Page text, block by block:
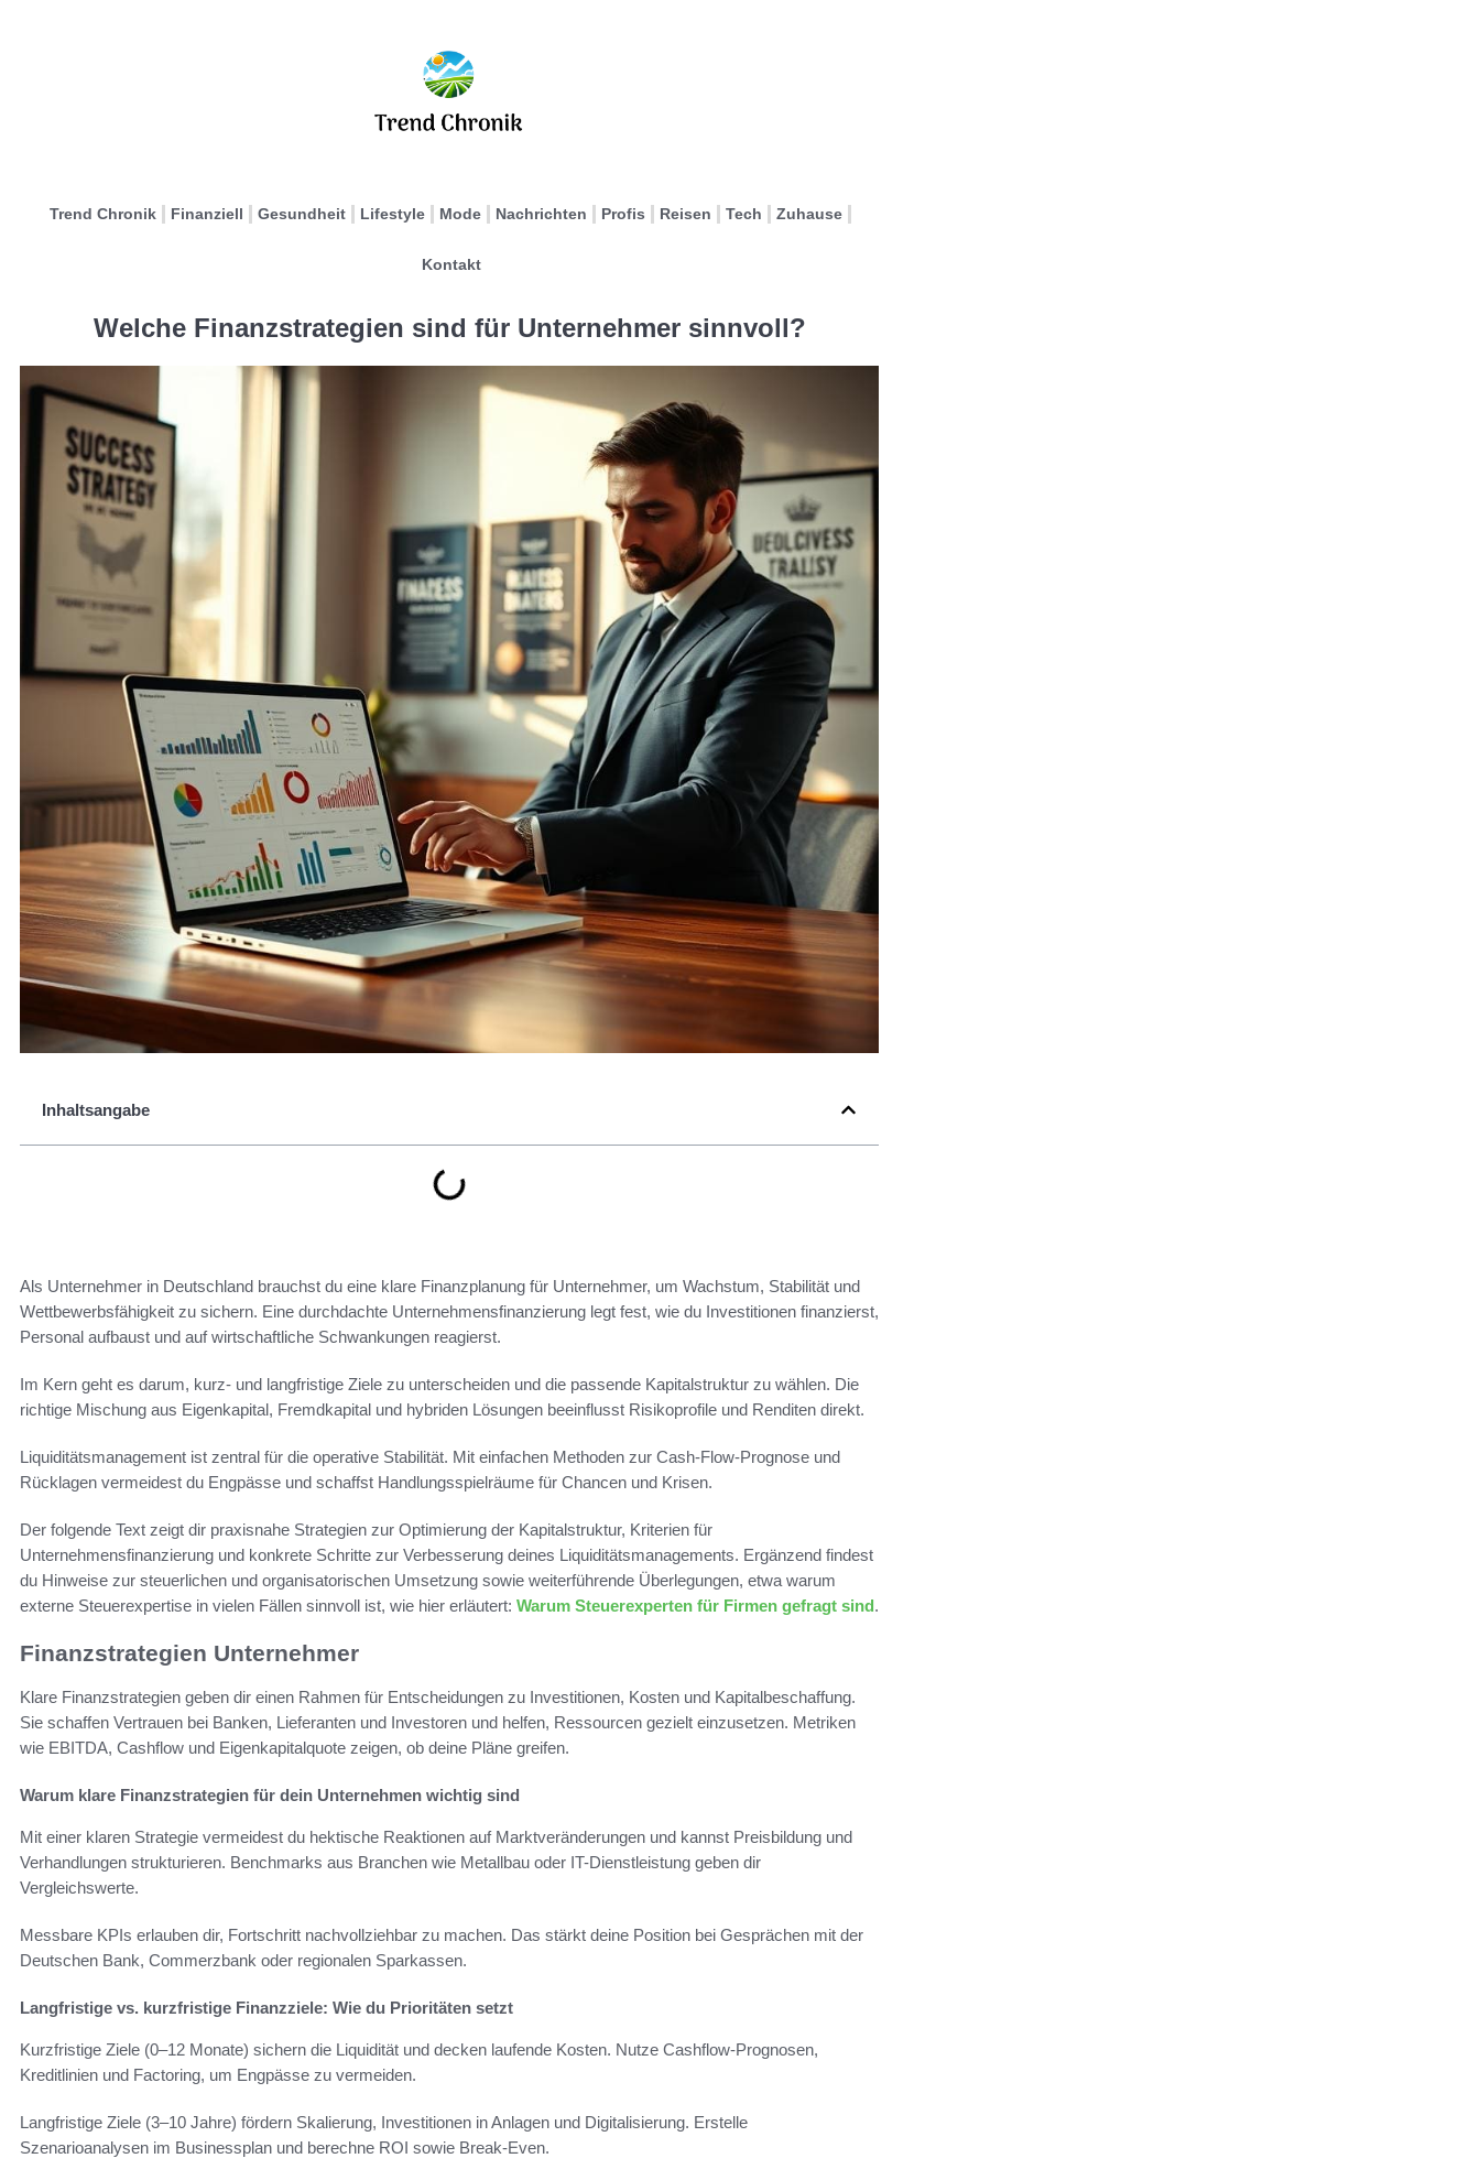
Trend Chronik Finanziell Gesundheit Lifestyle Mode Nachrichten Profis Reisen Tech Zuhause
Kontakt
Welche Finanzstrategien sind für Unternehmer sinnvoll?
Inhaltsangabe
Als Unternehmer in Deutschland brauchst du eine klare Finanzplanung für Unternehmer, um Wachstum, Stabilität und
Wettbewerbsfähigkeit zu sichern. Eine durchdachte Unternehmensfinanzierung legt fest, wie du Investitionen finanzierst,
Personal aufbaust und auf wirtschaftliche Schwankungen reagierst.
Im Kern geht es darum, kurz- und langfristige Ziele zu unterscheiden und die passende Kapitalstruktur zu wählen. Die
richtige Mischung aus Eigenkapital, Fremdkapital und hybriden Lösungen beeinflusst Risikoprofile und Renditen direkt.
Liquiditätsmanagement ist zentral für die operative Stabilität. Mit einfachen Methoden zur Cash-Flow-Prognose und
Rücklagen vermeidest du Engpässe und schaffst Handlungsspielräume für Chancen und Krisen.
Der folgende Text zeigt dir praxisnahe Strategien zur Optimierung der Kapitalstruktur, Kriterien für
Unternehmensfinanzierung und konkrete Schritte zur Verbesserung deines Liquiditätsmanagements. Ergänzend findest
du Hinweise zur steuerlichen und organisatorischen Umsetzung sowie weiterführende Überlegungen, etwa warum
externe Steuerexpertise in vielen Fällen sinnvoll ist, wie hier erläutert: Warum Steuerexperten für Firmen gefragt sind.
Finanzstrategien Unternehmer
Klare Finanzstrategien geben dir einen Rahmen für Entscheidungen zu Investitionen, Kosten und Kapitalbeschaffung.
Sie schaffen Vertrauen bei Banken, Lieferanten und Investoren und helfen, Ressourcen gezielt einzusetzen. Metriken
wie EBITDA, Cashflow und Eigenkapitalquote zeigen, ob deine Pläne greifen.
Warum klare Finanzstrategien für dein Unternehmen wichtig sind
Mit einer klaren Strategie vermeidest du hektische Reaktionen auf Marktveränderungen und kannst Preisbildung und
Verhandlungen strukturieren. Benchmarks aus Branchen wie Metallbau oder IT-Dienstleistung geben dir
Vergleichswerte.
Messbare KPIs erlauben dir, Fortschritt nachvollziehbar zu machen. Das stärkt deine Position bei Gesprächen mit der
Deutschen Bank, Commerzbank oder regionalen Sparkassen.
Langfristige vs. kurzfristige Finanzziele: Wie du Prioritäten setzt
Kurzfristige Ziele (0–12 Monate) sichern die Liquidität und decken laufende Kosten. Nutze Cashflow-Prognosen,
Kreditlinien und Factoring, um Engpässe zu vermeiden.
Langfristige Ziele (3–10 Jahre) fördern Skalierung, Investitionen in Anlagen und Digitalisierung. Erstelle
Szenarioanalysen im Businessplan und berechne ROI sowie Break-Even.